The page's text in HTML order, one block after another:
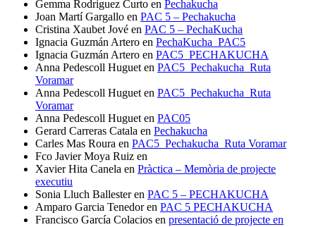
Gemma Rodriguez Curto en Pechakucha
Joan Martí Gargallo en PAC 5 – Pechakucha
Cristina Xaubet Jové en PAC 5 – PechaKucha
Ignacia Guzmán Artero en PechaKucha_PAC5
Ignacia Guzmán Artero en PAC5_PECHAKUCHA
Anna Pedescoll Huguet en PAC5_Pechakucha_Ruta
Voramar
Anna Pedescoll Huguet en PAC5_Pechakucha_Ruta
Voramar
Anna Pedescoll Huguet en PAC05
Gerard Carreras Catala en Pechakucha
Carles Mas Roura en PAC5_Pechakucha_Ruta Voramar
Fco Javier Moya Ruiz en
Xavier Hita Canela en Pràctica – Memòria de projecte
executiu
Sonia Lluch Ballesteren PAC 5 – PECHAKUCHA
Amparo Garcia Tenedoren PAC 5 PECHAKUCHA
Francisco García Colacios en presentació de projecte en